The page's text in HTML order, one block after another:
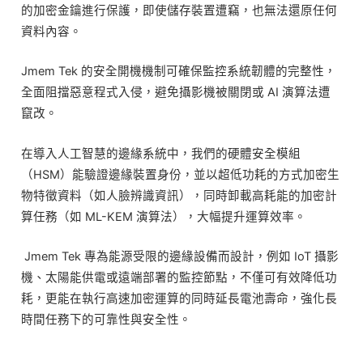
的加密金鑰進行保護，即使儲存裝置遭竊，也無法還原任何
資料內容。
Jmem Tek 的安全開機機制可確保監控系統韌體的完整性，
全面阻擋惡意程式入侵，避免攝影機被關閉或 AI 演算法遭
竄改。
在導入人工智慧的邊緣系統中，我們的硬體安全模組
（HSM）能驗證邊緣裝置身份，並以超低功耗的方式加密生
物特徵資料（如人臉辨識資訊），同時卸載高耗能的加密計
算任務（如 ML-KEM 演算法），大幅提升運算效率。
Jmem Tek 專為能源受限的邊緣設備而設計，例如 IoT 攝影
機、太陽能供電或遠端部署的監控節點，不僅可有效降低功
耗，更能在執行高速加密運算的同時延長電池壽命，強化長
時間任務下的可靠性與安全性。